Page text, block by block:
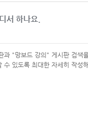
서 하나요.
과 "망보드 강의" 게시판 검색
수 있도록 최대한 자세히 작성